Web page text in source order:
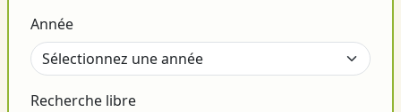
Année
Recherche libre